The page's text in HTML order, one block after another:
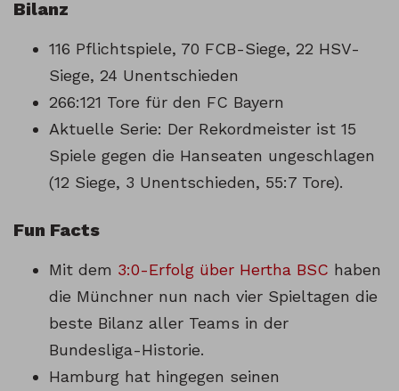
Bilanz
116 Pflichtspiele, 70 FCB-Siege, 22 HSV-
Siege, 24 Unentschieden
266:121 Tore für den FC Bayern
Aktuelle Serie: Der Rekordmeister ist 15
Spiele gegen die Hanseaten ungeschlagen
(12 Siege, 3 Unentschieden, 55:7 Tore).
Fun Facts
Mit dem 3:0-Erfolg über Hertha BSC haben
die Münchner nun nach vier Spieltagen die
beste Bilanz aller Teams in der
Bundesliga-Historie.
Hamburg hat hingegen seinen